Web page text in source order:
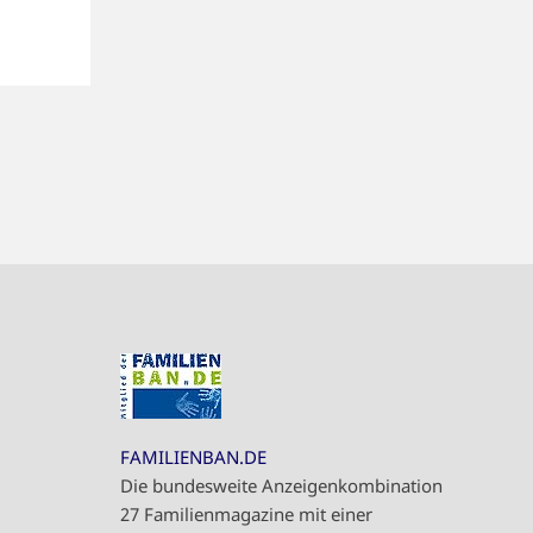
FAMILIENBAN.DE
Die bundesweite Anzeigenkombination
27 Familienmagazine mit einer